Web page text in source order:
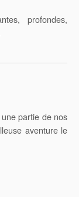
profondes,
partie de nos
aventure le